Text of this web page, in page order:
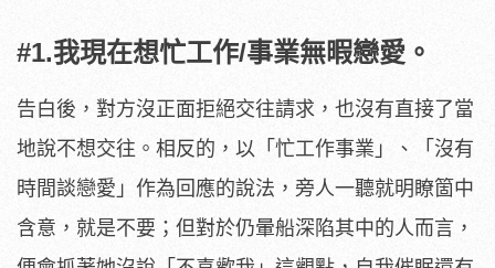
#1.我現在想忙工作/事業無暇戀愛。
告白後，對方沒正面拒絕交往請求，也沒有直接了當
地說不想交往。相反的，以「忙工作事業」、「沒有
時間談戀愛」作為回應的說法，旁人一聽就明瞭箇中
含意，就是不要；但對於仍暈船深陷其中的人而言，